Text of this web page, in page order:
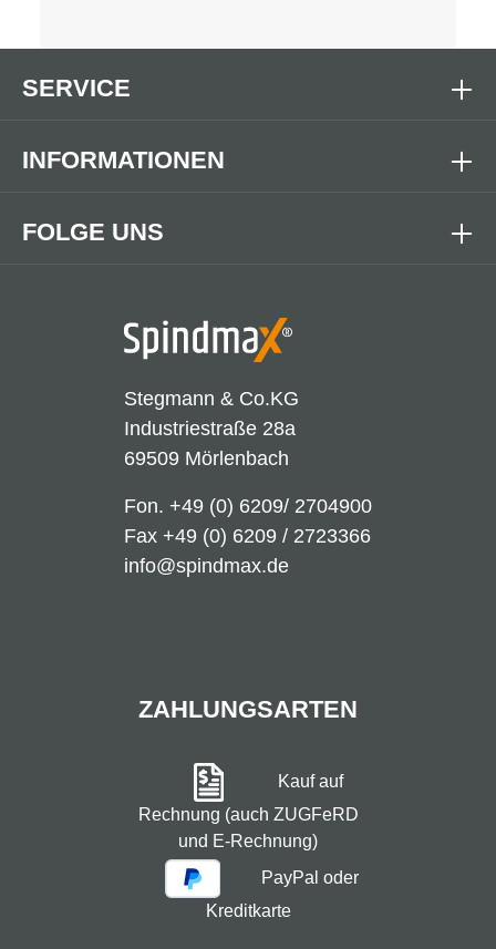
Stegmann & Co.KG
Industriestraße 28a
69509 Mörlenbach
Fon. +49 (0) 6209/ 2704900
Fax +49 (0) 6209 / 2723366
info@spindmax.de
FOLGE UNS
SERVICE
INFORMATIONEN
ZAHLUNGSARTEN
Kauf auf
Rechnung (auch ZUGFeRD
und E-Rechnung)
PayPal oder
Kreditkarte